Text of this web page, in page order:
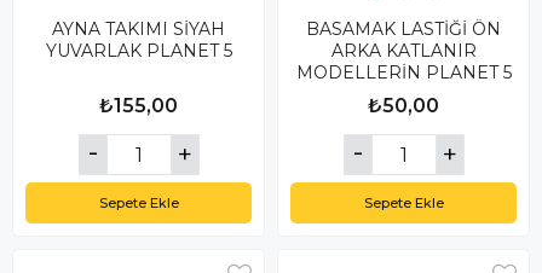
AYNA TAKIMI SİYAH
YUVARLAK PLANET 5
₺155,00
Sepete Ekle
BASAMAK LASTİĞİ ÖN
ARKA KATLANIR
MODELLERİN PLANET 5
₺50,00
Sepete Ekle